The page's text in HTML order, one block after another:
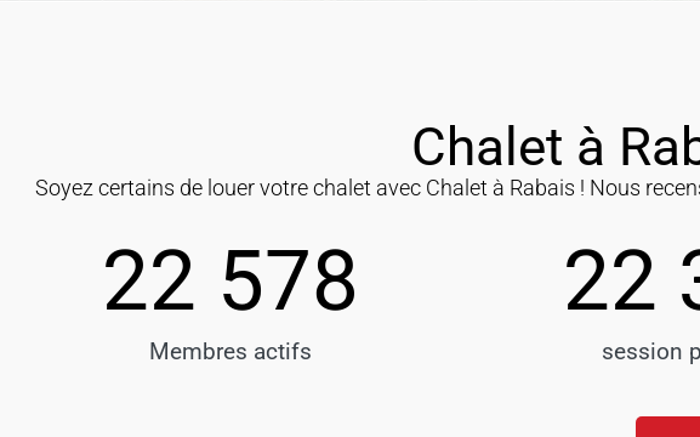
Chalet à
Soyez certains de louer votre chalet avec Chalet à Rabais ! Nous
Membres actifs
22 578
session
22